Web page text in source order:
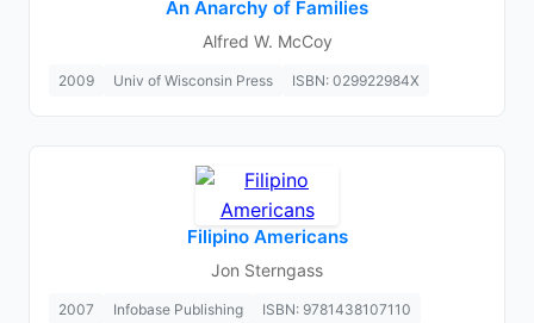
An Anarchy of Families
Alfred W. McCoy
2009 Univ of Wisconsin Press ISBN: 029922984X
Filipino Americans
Jon Sterngass
2007 Infobase Publishing ISBN: 9781438107110